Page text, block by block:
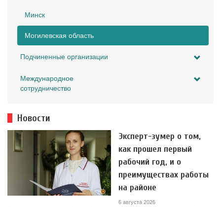
Минск
Могилевская область
Подчиненные организации
Международное
сотрудничество
Новости
Эксперт-зумер о том,
как прошел первый
рабочий год, и о
преимуществах работы
на районе
6 августа 2026